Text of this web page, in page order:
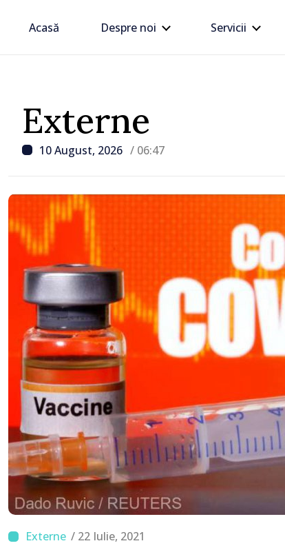
Acasă Despre noi Servicii
Externe
10 August, 2026 / 06:47
/ 22 Iulie, 2021
/ Acum 7 ore
Agenda
august